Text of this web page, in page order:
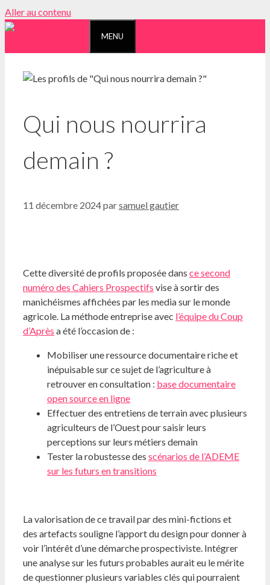
Aller au contenu
MENU
Qui nous nourrira
demain ?
11 décembre 2024parsamuel gautier
Cette diversité de profils proposée dans ce second
numéro des Cahiers Prospectifs vise à sortir des
manichéismes affichées par les media sur le monde
agricole. La méthode entreprise avec l’équipe du Coup
d’Après a été l’occasion de :
Mobiliser une ressource documentaire riche et
inépuisable sur ce sujet de l’agriculture à
retrouver en consultation : base documentaire
open source en ligne
Effectuer des entretiens de terrain avec plusieurs
agriculteurs de l’Ouest pour saisir leurs
perceptions sur leurs métiers demain
Tester la robustesse des scénarios de l’ADEME
sur les futurs en transitions
La valorisation de ce travail par des mini-fictions et
des artefacts souligne l’apport du design pour donner à
voir l’intérêt d’une démarche prospectiviste. Intégrer
une analyse sur les futurs probables aurait eu le mérite
de questionner plusieurs variables clés qui pourraient